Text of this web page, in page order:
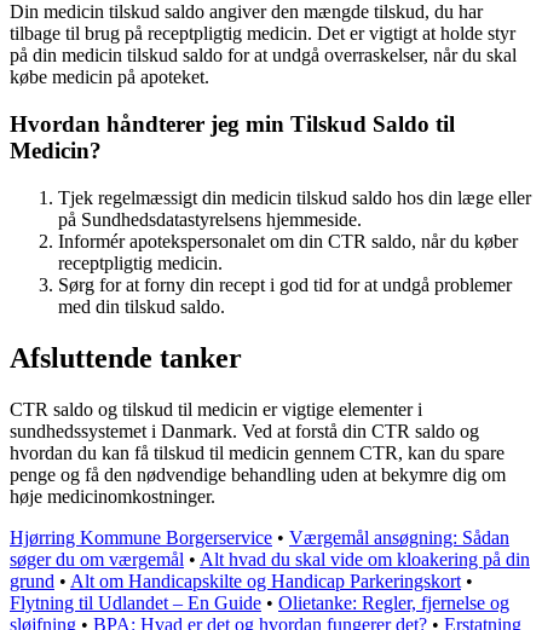
Din medicin tilskud saldo angiver den mængde tilskud, du har
tilbage til brug på receptpligtig medicin. Det er vigtigt at holde styr
på din medicin tilskud saldo for at undgå overraskelser, når du skal
købe medicin på apoteket.
Hvordan håndterer jeg min Tilskud Saldo til
Medicin?
Tjek regelmæssigt din medicin tilskud saldo hos din læge eller
på Sundhedsdatastyrelsens hjemmeside.
Informér apotekspersonalet om din CTR saldo, når du køber
receptpligtig medicin.
Sørg for at forny din recept i god tid for at undgå problemer
med din tilskud saldo.
Afsluttende tanker
CTR saldo og tilskud til medicin er vigtige elementer i
sundhedssystemet i Danmark. Ved at forstå din CTR saldo og
hvordan du kan få tilskud til medicin gennem CTR, kan du spare
penge og få den nødvendige behandling uden at bekymre dig om
høje medicinomkostninger.
Hjørring Kommune Borgerservice • Værgemål ansøgning: Sådan
søger du om værgemål • Alt hvad du skal vide om kloakering på din
grund • Alt om Handicapskilte og Handicap Parkeringskort •
Flytning til Udlandet – En Guide • Olietanke: Regler, fjernelse og
sløjfning • BPA: Hvad er det og hvordan fungerer det? • Erstatning